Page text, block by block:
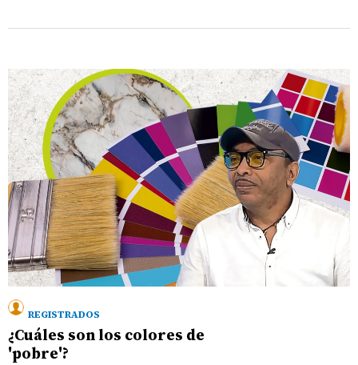
REGISTRADOS
¿Cuáles son los colores de
'pobre'?